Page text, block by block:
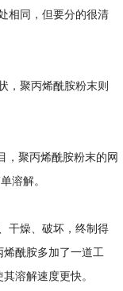
同，但要分的很清
聚丙烯酰胺粉末则
聚丙烯酰胺粉末的网
溶解。
燥、破坏，终制得
酰胺多加了一道工
溶解速度更快。